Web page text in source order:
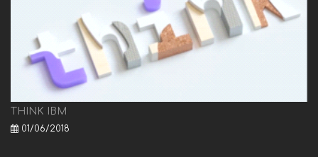
THINK IBM
01/06/2018